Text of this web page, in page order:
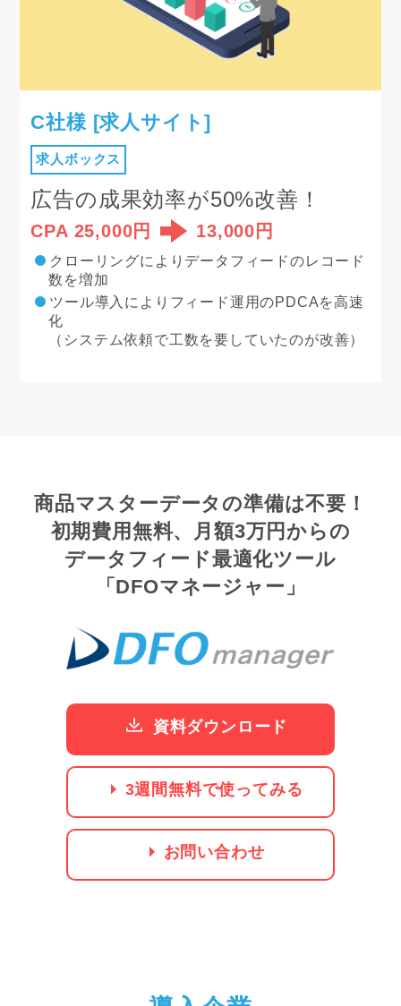
C社様 [求人サイト]
求人ボックス
広告の成果効率が50%改善！
CPA 25,000円 13,000円
クローリングによりデータフィードのレコード
数を増加
ツール導入によりフィード運用のPDCAを高速
化
（システム依頼で工数を要していたのが改善）
商品マスターデータの準備は不要！
初期費用無料、月額3万円からの
データフィード最適化ツール
「DFOマネージャー」
資料ダウンロード
3週間無料で使ってみる
お問い合わせ